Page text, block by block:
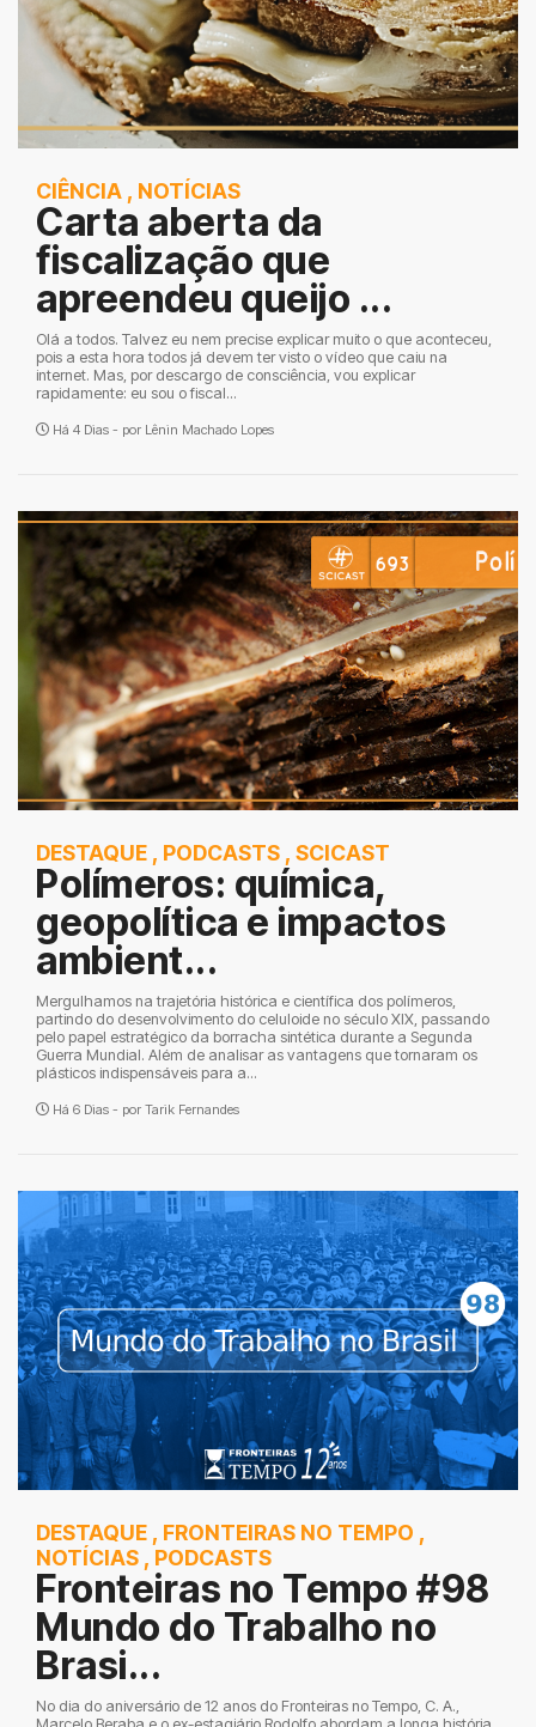
CIÊNCIA , NOTÍCIAS
Carta aberta da
fiscalização que
apreendeu queijo ...
Olá a todos. Talvez eu nem precise explicar muito o que aconteceu,
pois a esta hora todos já devem ter visto o vídeo que caiu na
internet. Mas, por descargo de consciência, vou explicar
rapidamente: eu sou o fiscal...
Há 4 Dias - por Lênin Machado Lopes
DESTAQUE , PODCASTS , SCICAST
Polímeros: química,
geopolítica e impactos
ambient...
Mergulhamos na trajetória histórica e científica dos polímeros,
partindo do desenvolvimento do celuloide no século XIX, passando
pelo papel estratégico da borracha sintética durante a Segunda
Guerra Mundial. Além de analisar as vantagens que tornaram os
plásticos indispensáveis para a...
Há 6 Dias - por Tarik Fernandes
DESTAQUE , FRONTEIRAS NO TEMPO ,
NOTÍCIAS , PODCASTS
Fronteiras no Tempo #98
Mundo do Trabalho no
Brasi...
No dia do aniversário de 12 anos do Fronteiras no Tempo, C. A.,